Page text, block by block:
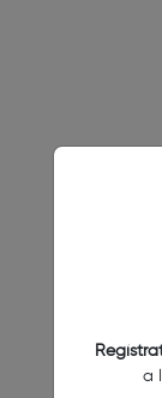
a